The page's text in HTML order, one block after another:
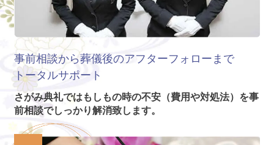
事前相談から葬儀後のアフターフォローまで
トータルサポート
さがみ典礼ではもしもの時の不安（費用や対処法）を事
前相談でしっかり解消致します。